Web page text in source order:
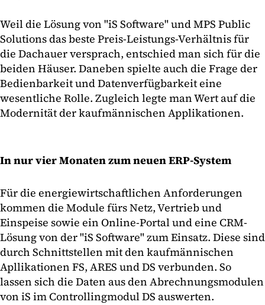
Weil die Lösung von "iS Software" und MPS Public
Solutions das beste Preis-Leistungs-Verhältnis für
die Dachauer versprach, entschied man sich für die
beiden Häuser. Daneben spielte auch die Frage der
Bedienbarkeit und Datenverfügbarkeit eine
wesentliche Rolle. Zugleich legte man Wert auf die
Modernität der kaufmännischen Applikationen.
In nur vier Monaten zum neuen ERP-System
Für die energiewirtschaftlichen Anforderungen
kommen die Module fürs Netz, Vertrieb und
Einspeise sowie ein Online-Portal und eine CRM-
Lösung von der "iS Software" zum Einsatz. Diese sind
durch Schnittstellen mit den kaufmännischen
Apllikationen FS, ARES und DS verbunden. So
lassen sich die Daten aus den Abrechnungsmodulen
von iS im Controllingmodul DS auswerten.